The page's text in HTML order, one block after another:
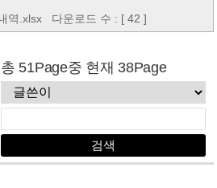
역.xlsx 다운로드 수 : [ 42 ]
총 51Page중 현재 38Page